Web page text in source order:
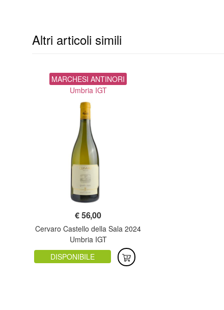
Altri articoli simili
MARCHESI ANTINORI
Umbria IGT
€56,00
Cervaro Castello della Sala 2024
Umbria IGT
DISPONIBILE